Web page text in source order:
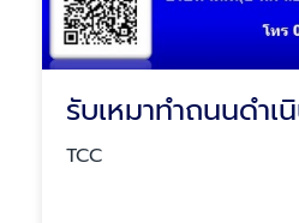
รับเหมาทำถนนดำเ
TCC